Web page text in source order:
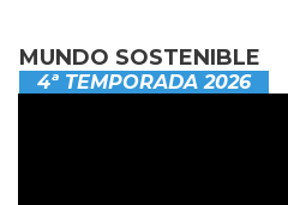
MUNDO SOSTENIBLE
4ª TEMPORADA 2026